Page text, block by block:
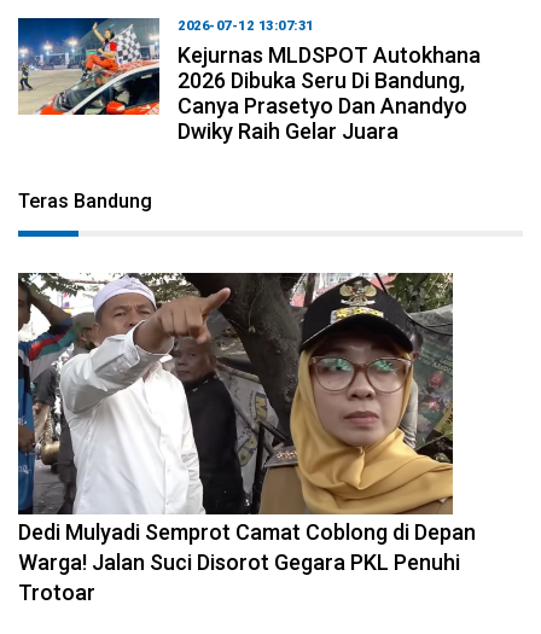
2026-07-12 13:07:31
Kejurnas MLDSPOT Autokhana
2026 Dibuka Seru Di Bandung,
Canya Prasetyo Dan Anandyo
Dwiky Raih Gelar Juara
Teras Bandung
2026-08-04 10:29:06
Dedi Mulyadi Semprot Camat Coblong di Depan
Warga! Jalan Suci Disorot Gegara PKL Penuhi
Trotoar